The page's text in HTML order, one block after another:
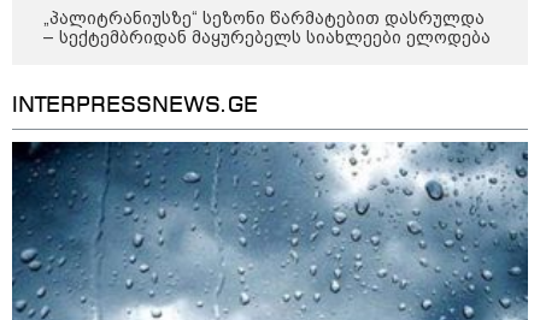
უნდა მოასწროთ შემოდგომის
ფული ამ ზოდიაქოს ნიშნების
ხელში აღმოჩნდება: ვინ
გამდიდრდება?
„პალიტრანიუსზე“ სეზონი წარმატებით დასრულდა
– სექტემბრიდან მაყურებელს სიახლეები ელოდება
INTERPRESSNEWS.GE